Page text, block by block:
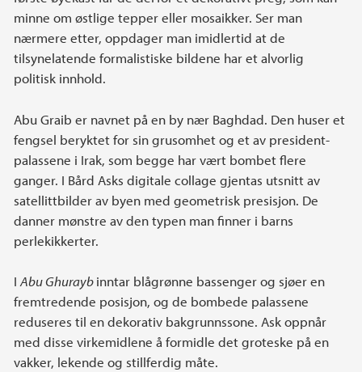
minne om østlige tepper eller mosaikker. Ser man
nærmere etter, oppdager man imidlertid at de
tilsynelatende formalistiske bildene har et alvorlig
politisk innhold.
Abu Graib er navnet på en by nær Baghdad. Den huser et
fengsel beryktet for sin grusomhet og et av president-
palassene i Irak, som begge har vært bombet flere
ganger. I Bård Asks digitale collage gjentas utsnitt av
satellittbilder av byen med geometrisk presisjon. De
danner mønstre av den typen man finner i barns
perlekikkerter.
I Abu Ghuraybinntar blågrønne bassenger og sjøer en
fremtredende posisjon, og de bombede palassene
reduseres til en dekorativ bakgrunnssone. Ask oppnår
med disse virkemidlene å formidle det groteske på en
vakker, lekende og stillferdig måte.